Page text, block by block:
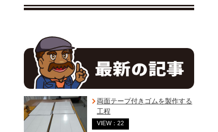
両面テープ付きゴムを製作する
工程
VIEW：22